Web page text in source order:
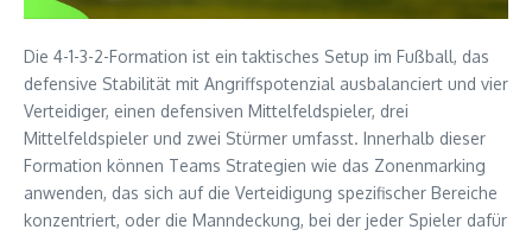
Die 4-1-3-2-Formation ist ein taktisches Setup im Fußball, das
defensive Stabilität mit Angriffspotenzial ausbalanciert und vier
Verteidiger, einen defensiven Mittelfeldspieler, drei
Mittelfeldspieler und zwei Stürmer umfasst. Innerhalb dieser
Formation können Teams Strategien wie das Zonenmarking
anwenden, das sich auf die Verteidigung spezifischer Bereiche
konzentriert, oder die Manndeckung, bei der jeder Spieler dafür